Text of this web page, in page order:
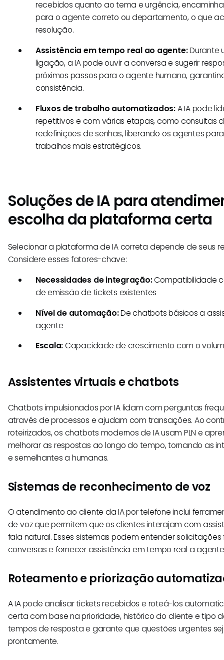
recebidos quanto ao tema e urgência,
para o agente correto ou departamento, o que
resolução.
Assistência em tempo real ao agente:Durante
ligação, a IA pode ouvir a conversa e sugerir
próximos passos para o agente humano,
consistência.
Fluxos de trabalho automatizados:A IA pode
repetitivos e com várias etapas, como consultas
redefinições de senhas, liberando os agentes
trabalhos mais estratégicos.
Soluções de IA para
escolha da plataforma certa
Selecionar a plataforma de IA correta depende de seus
Considere esses fatores-chave:
Necessidades de integração:Compatibilidade
de emissão de tickets existentes
Nível de automação:De chatbots básicos a
agente
Escala:Capacidade de crescimento com o
Assistentes virtuais e chatbots
Chatbots impulsionados por IA lidam com perguntas
através de processos e ajudam com transações. Ao
roteirizados, os chatbots modernos de IA usam PLN e
melhorar as respostas ao longo do tempo, tornando as
e semelhantes a humanas.
Sistemas de reconhecimento de voz
O atendimento ao cliente da IA por telefone inclui
de voz que permitem que os clientes interajam com
fala natural. Esses sistemas podem entender
conversas e fornecer assistência em tempo real a
Roteamento e priorização
A IA pode analisar tickets recebidos e roteá-los
certa com base na prioridade, histórico do cliente e tipo
tempos de resposta e garante que questões urgentes
prontamente.